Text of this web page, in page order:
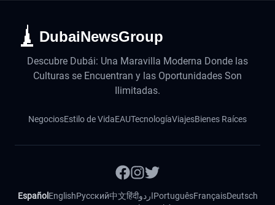
DubaiNewsGroup
Descubre Dubái: Una Maravilla Moderna Donde las
Culturas se Encuentran y las Oportunidades Son
Ilimitadas.
NegociosEstilo de VidaEAUTecnologíaViajesBienes Raíces
Español EnglishРусский中文हिंदीاردوPortuguêsFrançaisDeutsch